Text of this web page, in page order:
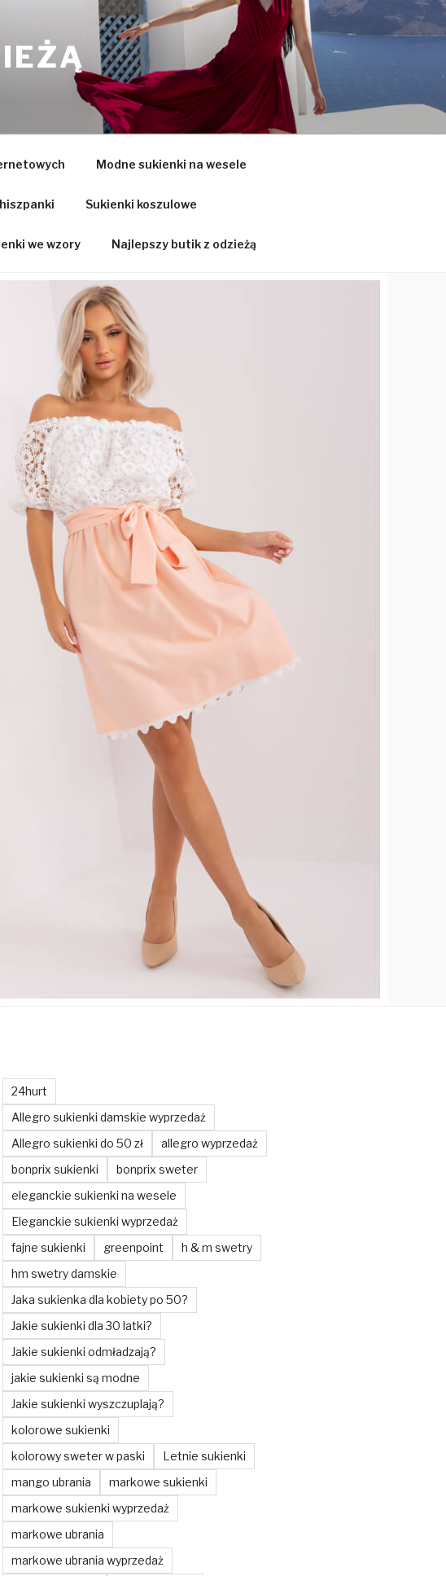
Modne sukienki na wesele
Sukienki koszulowe
we wzory Najlepszy butik z odzieżą
24hurt
Allegro sukienki damskie wyprzedaż
Allegro sukienki do 50 zł
allegro wyprzedaż
bonprix sukienki
bonprix sweter
eleganckie sukienki na wesele
Eleganckie sukienki wyprzedaż
fajne sukienki
greenpoint
h & m swetry
hm swetry damskie
Jaka sukienka dla kobiety po 50?
Jakie sukienki dla 30 latki?
Jakie sukienki odmładzają?
jakie sukienki są modne
Jakie sukienki wyszczuplają?
kolorowe sukienki
kolorowy sweter w paski
Letnie sukienki
mango ubrania
markowe sukienki
markowe sukienki wyprzedaż
markowe ubrania
markowe ubrania wyprzedaż